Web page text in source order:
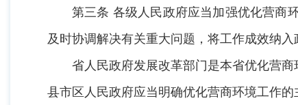
第三条 各级人民政府应当加强优化营商
及时协调解决有关重大问题，将工作成效纳
省人民政府发展改革部门是本省优化营
县市区人民政府应当明确优化营商环境工作的